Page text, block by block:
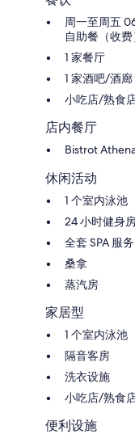
周一至周五
自助餐（收费
1 家餐厅
1 家酒吧/酒廊
小吃店/熟食
店内餐厅
Bistrot
休闲活动
1 个室内泳池
24 小时健身
全套 SPA 服务
桑拿
蒸汽房
家居型
1 个室内泳池
隔音客房
洗衣设施
小吃店/熟食
便利设施